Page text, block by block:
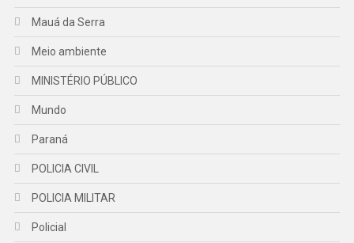
Mauá da Serra
Meio ambiente
MINISTÉRIO PÚBLICO
Mundo
Paraná
POLICIA CIVIL
POLICIA MILITAR
Policial